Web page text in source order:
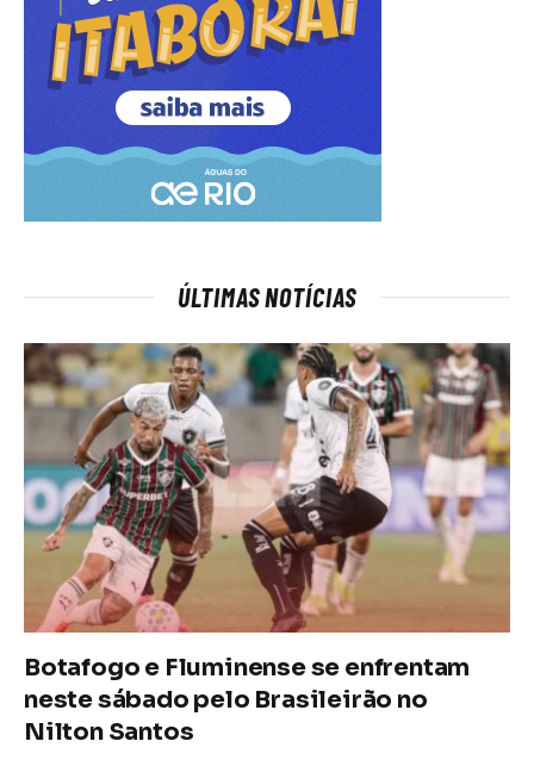
ÚLTIMAS NOTÍCIAS
Botafogo e Fluminense se enfrentam
neste sábado pelo Brasileirão no
Nilton Santos